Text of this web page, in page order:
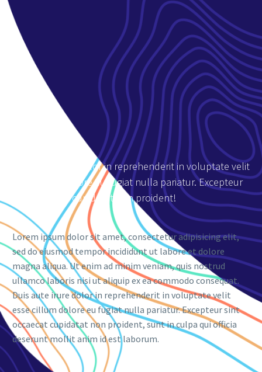
Duis aute irure dolor in reprehenderit in voluptate velit
esse cillum dolore eu fugiat nulla pariatur. Excepteur
sint occaecat cupidatat non proident!
Lorem ipsum dolor sit amet, consectetur adipisicing elit,
sed do eiusmod tempor incididunt ut labore et dolore
magna aliqua. Ut enim ad minim veniam, quis nostrud
ullamco laboris nisi ut aliquip ex ea commodo consequat.
Duis aute irure dolor in reprehenderit in voluptate velit
esse cillum dolore eu fugiat nulla pariatur. Excepteur sint
occaecat cupidatat non proident, sunt in culpa qui officia
deserunt mollit anim id est laborum.